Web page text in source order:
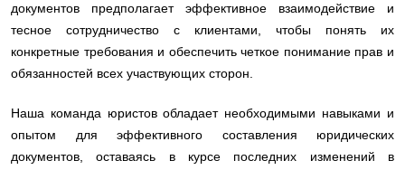
документов предполагает эффективное взаимодействие и
тесное сотрудничество с клиентами, чтобы понять их
конкретные требования и обеспечить четкое понимание прав и
обязанностей всех участвующих сторон.
Наша команда юристов обладает необходимыми навыками и
опытом для эффективного составления юридических
документов, оставаясь в курсе последних изменений в